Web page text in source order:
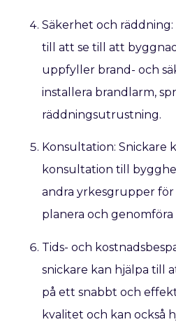
Säkerhet och
till att se till att
uppfyller brand- och
installera brandlarm,
räddningsutrustning.
Konsultation: Snickare
konsultation till
andra yrkesgrupper
planera och
Tids- och
snickare kan hjälpa till
på ett snabbt och
kvalitet och kan också